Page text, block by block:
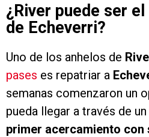
¿River puede ser
de Echeverri?
Uno de los anhelos de
pases es repatriar a
semanas comenzaron un
pueda llegar a través de
primer acercamiento con